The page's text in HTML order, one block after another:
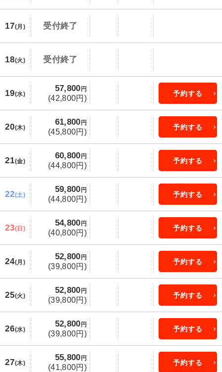
17(月) 受付終了
18(火) 受付終了
19(水)
57,800 円
(42,800円)
予約する
20(木)
61,800 円
(45,800円)
予約する
21(金)
60,800 円
(44,800円)
予約する
22(土)
59,800 円
(44,800円)
予約する
23(日)
54,800 円
(40,800円)
予約する
24(月)
52,800 円
(39,800円)
予約する
25(火)
52,800 円
(39,800円)
予約する
26(水)
52,800 円
(39,800円)
予約する
27(木)
55,800 円
(41,800円)
予約する